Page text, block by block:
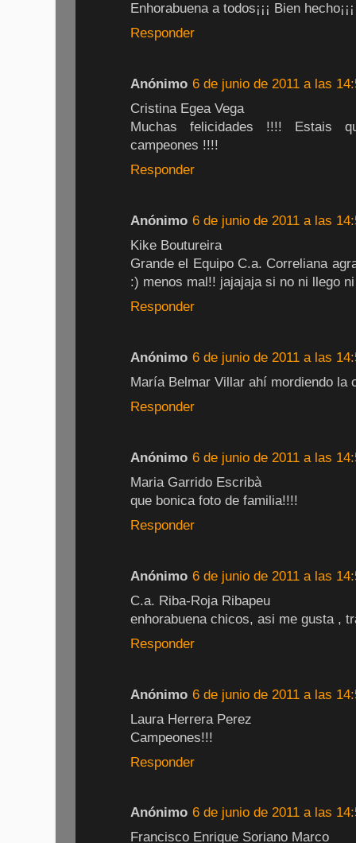
Enhorabuena a todos¡¡¡ Bien hecho¡¡¡
Responder
Anónimo 6 de junio de 2011 a las
Cristina Egea Vega
Muchas felicidades !!!! Estais
campeones !!!!
Responder
Anónimo 6 de junio de 2011 a las
Kike Boutureira
Grande el Equipo C.a. Correliana
:) menos mal!! jajajaja si no ni llego
Responder
Anónimo 6 de junio de 2011 a las
María Belmar Villar ahí mordiendo la
Responder
Anónimo 6 de junio de 2011 a las
Maria Garrido Escribà
que bonica foto de familia!!!!
Responder
Anónimo 6 de junio de 2011 a las
C.a. Riba-Roja Ribapeu
enhorabuena chicos, asi me gusta ,
Responder
Anónimo 6 de junio de 2011 a las
Laura Herrera Perez
Campeones!!!
Responder
Anónimo 6 de junio de 2011 a las
Francisco Enrique Soriano Marco